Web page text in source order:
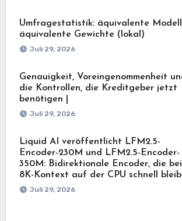
Umfragestatistik: äquivalente
äquivalente Gewichte (lokal)
Juli 29, 2026
Genauigkeit, Voreingenommenheit
die Kontrollen, die Kreditgeber jetzt
benötigen |
Juli 29, 2026
Liquid AI veröffentlicht LFM2.5-
Encoder-230M und LFM2.5-Encoder-
350M: Bidirektionale Encoder, die bei
8K-Kontext auf der CPU schnell
Juli 29, 2026